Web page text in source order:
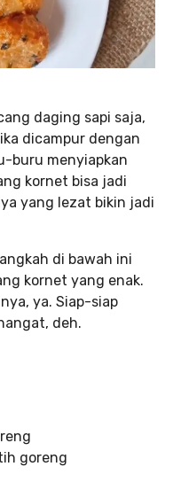
daging sapi saja,
dicampur dengan
buru menyiapkan
kornet bisa jadi
yang lezat bikin jadi
di bawah ini
kornet yang enak.
ya. Siap-siap
deh.
goreng